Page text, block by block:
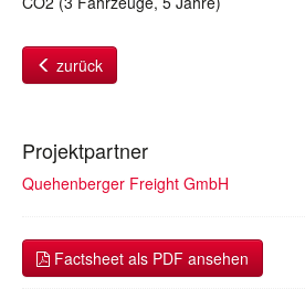
zurück
Projektpartner
Quehenberger Freight GmbH
Factsheet als PDF ansehen